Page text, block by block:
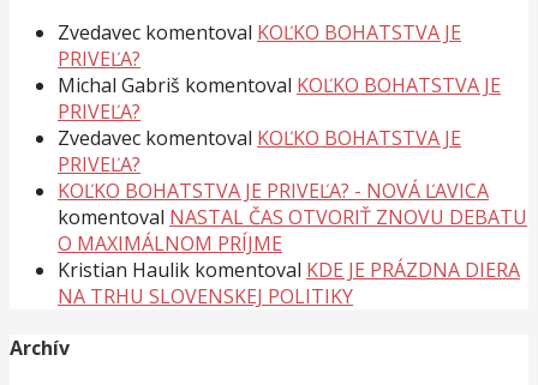
Zvedavec komentoval KOĽKO BOHATSTVA JE
PRIVEĽA?
Michal Gabriš komentoval KOĽKO BOHATSTVA JE
PRIVEĽA?
Zvedavec komentoval KOĽKO BOHATSTVA JE
PRIVEĽA?
KOĽKO BOHATSTVA JE PRIVEĽA? - NOVÁ ĽAVICA
komentoval NASTAL ČAS OTVORIŤ ZNOVU DEBATU
O MAXIMÁLNOM PRÍJME
Kristian Haulik komentoval KDE JE PRÁZDNA DIERA
NA TRHU SLOVENSKEJ POLITIKY
Archív